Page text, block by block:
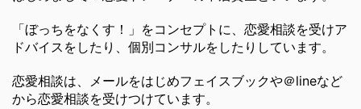
「ぼっちをなくす！」をコンセプトに、恋愛相談を受けア
ドバイスをしたり、個別コンサルをしたりしています。
恋愛相談は、メールをはじめフェイスブックや＠lineなど
から恋愛相談を受けつけています。